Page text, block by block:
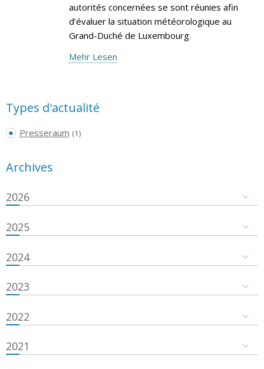
autorités concernées se sont réunies afin
d’évaluer la situation météorologique au
Grand-Duché de Luxembourg.
Mehr Lesen
Types d'actualité
Presseraum (1)
Archives
2026
2025
2024
2023
2022
2021